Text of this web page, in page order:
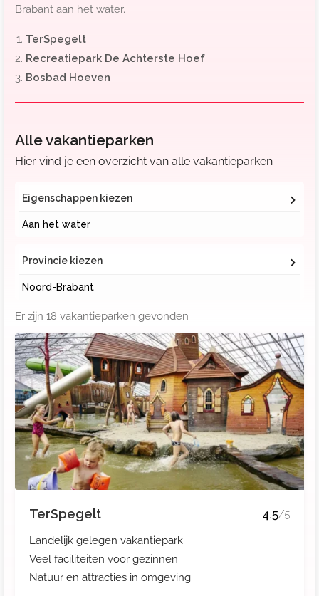
Brabant aan het water.
TerSpegelt
Recreatiepark De Achterste Hoef
Bosbad Hoeven
Alle vakantieparken
Hier vind je een overzicht van alle vakantieparken
Eigenschappen kiezen
Aan het water
Provincie kiezen
Noord-Brabant
Er zijn 18 vakantieparken gevonden
TerSpegelt 4.5/5
Landelijk gelegen vakantiepark
Veel faciliteiten voor gezinnen
Natuur en attracties in omgeving